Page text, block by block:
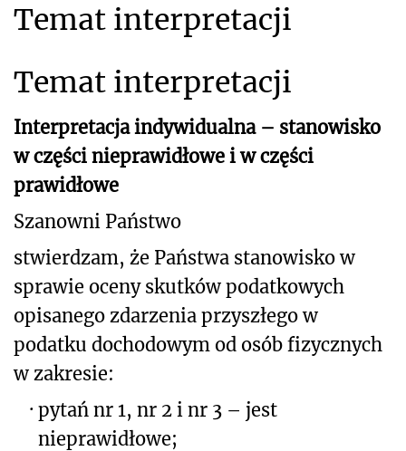
Temat interpretacji
Temat interpretacji
Interpretacja indywidualna – stanowisko
w części nieprawidłowe i w części
prawidłowe
Szanowni Państwo
stwierdzam, że Państwa stanowisko w
sprawie oceny skutków podatkowych
opisanego zdarzenia przyszłego w
podatku dochodowym od osób fizycznych
w zakresie:
· pytań nr 1, nr 2 i nr 3 – jest
nieprawidłowe;